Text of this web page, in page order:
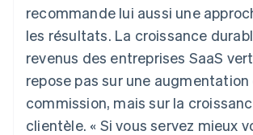
recommande lui aussi une
les résultats. La croissance
revenus des entreprises SaaS
repose pas sur une
commission, mais sur la
clientèle. « Si vous servez mieux